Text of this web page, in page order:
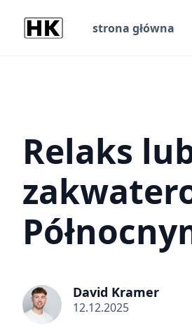
strona główna
Relaks
David Kramer
12.12.2025